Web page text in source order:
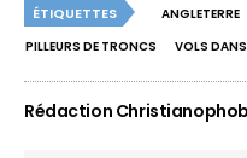
ÉTIQUETTES ANGLETERRE
PILLEURS DE TRONCS
VOLS DANS
Rédaction